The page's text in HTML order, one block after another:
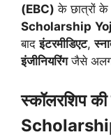
(EBC) के छात्रों के
Scholarship
बादइंटरमीडिएट,
इंजीनियरिंगजैसे अलग
स्कॉलरशिप